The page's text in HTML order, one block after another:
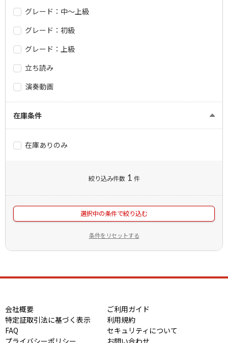
グレード：中～上級
グレード：初級
グレード：上級
立ち読み
演奏動画
在庫条件
在庫ありのみ
絞り込み件数 1 件
選択中の条件で絞り込む
条件をリセットする
会社概要
ご利用ガイド
特定証取引法に基づく表示
利用規約
FAQ
セキュリティについて
プライバシーポリシー
お問い合わせ